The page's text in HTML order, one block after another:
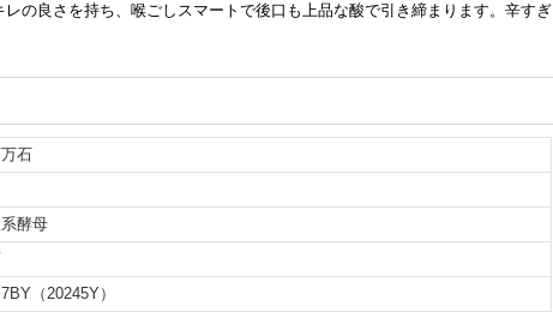
の良さを持ち、喉ごしスマートで後口も上品な酸で引き締まります。辛すぎ
石
酵母
（20245Y）